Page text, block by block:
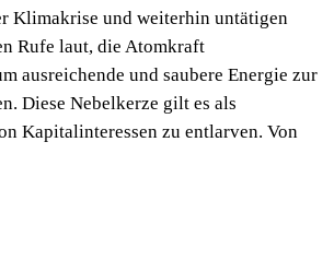
Klimakrise und weiterhin untätigen
Rufe laut, die Atomkraft
ausreichende und saubere Energie zur
Diese Nebelkerze gilt es als
Kapitalinteressen zu entlarven. Von